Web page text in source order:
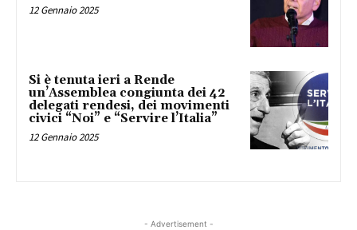
12 Gennaio 2025
Si è tenuta ieri a Rende
un’Assemblea congiunta dei 42
delegati rendesi, dei movimenti
civici “Noi” e “Servire l’Italia”
12 Gennaio 2025
- Advertisement -